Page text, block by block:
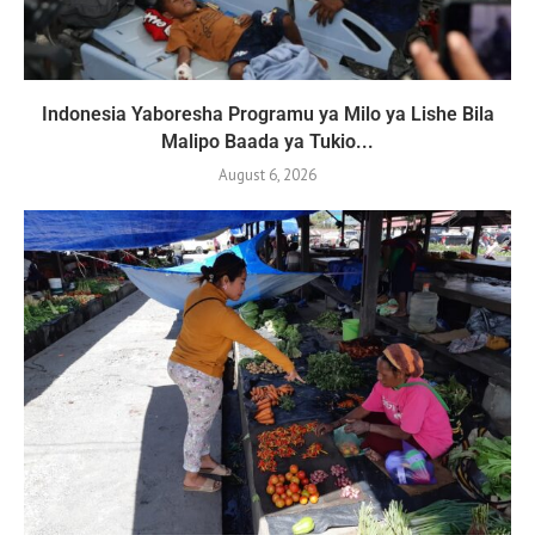
Indonesia Yaboresha Programu ya Milo ya Lishe Bila
Malipo Baada ya Tukio...
August 6, 2026